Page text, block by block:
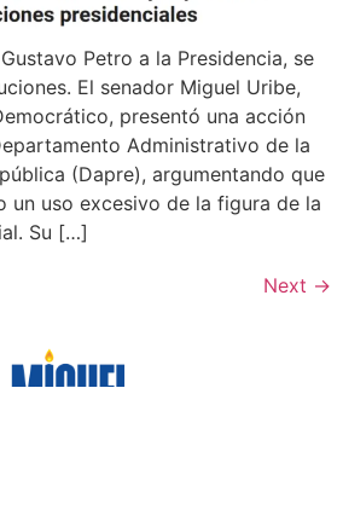
Petro a la Presidencia, se
El senador Miguel Uribe,
presentó una acción
Administrativo de la
(Dapre), argumentando que
un uso excesivo de la figura de la
Su […]
Next →